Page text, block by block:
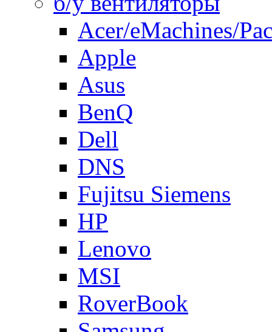
Acer/eMachines/
Apple
Asus
BenQ
Dell
DNS
Fujitsu Siemens
HP
Lenovo
MSI
RoverBook